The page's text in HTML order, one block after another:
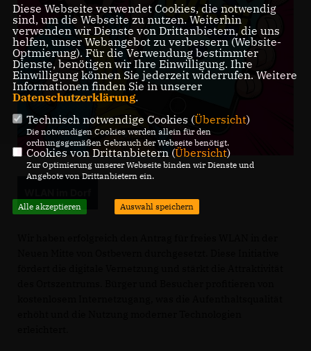
Diese Webseite verwendet Cookies, die notwendig
sind, um die Webseite zu nutzen. Weiterhin
verwenden wir Dienste von Drittanbietern, die uns
helfen, unser Webangebot zu verbessern (Website-
Optmierung). Für die Verwendung bestimmter
Dienste, benötigen wir Ihre Einwilligung. Ihre
Einwilligung können Sie jederzeit widerrufen. Weitere
Informationen finden Sie in unserer
Datenschutzerklärung.
Technisch notwendige Cookies (Übersicht)
Die notwendigen Cookies werden allein für den
ordnungsgemäßen Gebrauch der Webseite benötigt.
Cookies von Drittanbietern (Übersicht)
Zur Optimierung unserer Webseite binden wir Dienste und
Angebote von Drittanbietern ein.
Alle akzeptieren Auswahl speichern